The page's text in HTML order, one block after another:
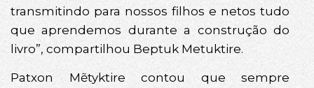
transmitindo para nossos filhos e netos tudo
que aprendemos durante a construção do
livro”, compartilhou Beptuk Metuktire.
Patxon Mẽtyktire contou que sempre